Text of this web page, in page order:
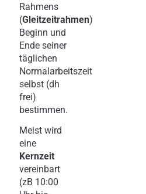
Rahmens
(Gleitzeitrahmen)
Beginn und
Ende seiner
täglichen
Normalarbeitszeit
selbst (dh
frei)
bestimmen.
Meist wird
eine
Kernzeit
vereinbart
(zB 10:00